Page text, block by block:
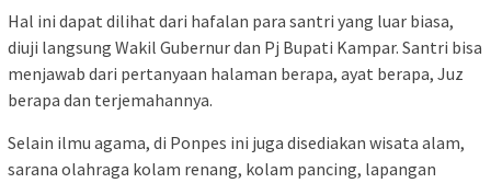
Hal ini dapat dilihat dari hafalan para santri yang luar biasa,
diuji langsung Wakil Gubernur dan Pj Bupati Kampar. Santri bisa
menjawab dari pertanyaan halaman berapa, ayat berapa, Juz
berapa dan terjemahannya.
Selain ilmu agama, di Ponpes ini juga disediakan wisata alam,
sarana olahraga kolam renang, kolam pancing, lapangan